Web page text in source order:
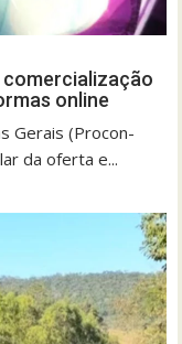
comercialização
online
Gerais (Procon-
da oferta e...